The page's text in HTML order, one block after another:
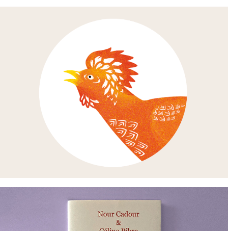
MAMANS POULES LIVRE JEUNESSE